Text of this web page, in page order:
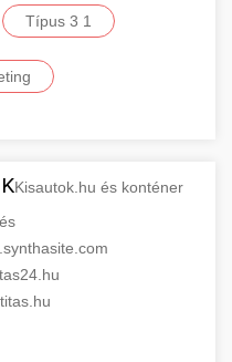
Típus 3 1
Kisautok.hu és konténer